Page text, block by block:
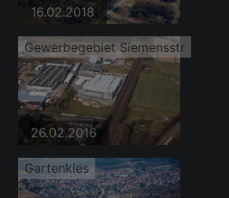
16.02.2018
Gewerbegebiet Siemensstr
26.02.2016
Gartenkies